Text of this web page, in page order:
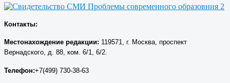
Контакты:
Местонахождение редакции: 119571, г. Москва, проспект
Вернадского, д. 88, ком. 6/1, 6/2.
Телефон:+7(499) 730-38-63